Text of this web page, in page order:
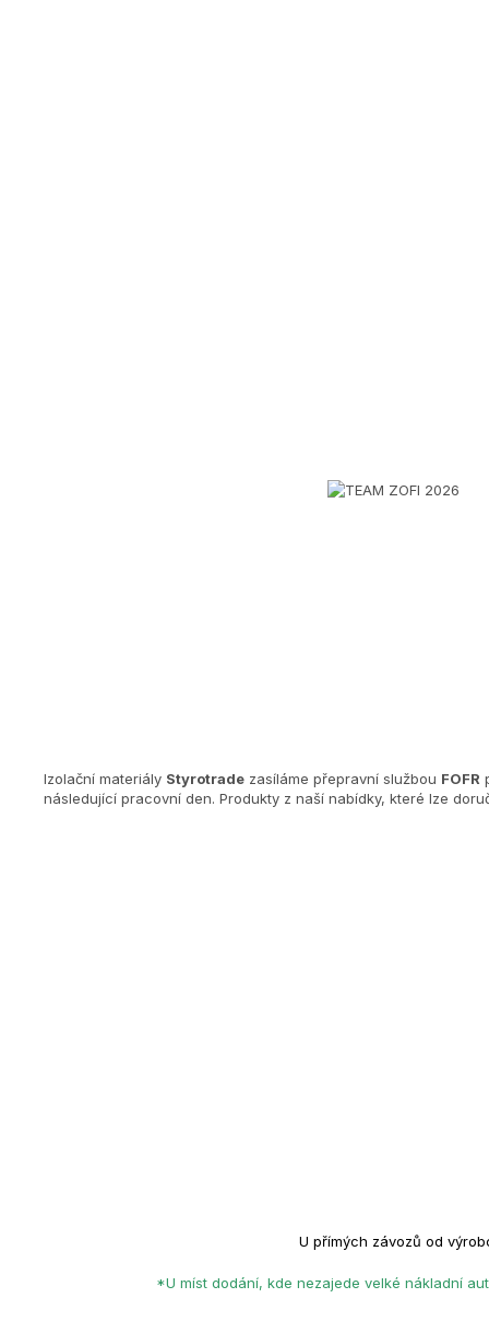
Izolační materiály Styrotrade zasíláme přepravní službou FOFR
následující pracovní den. Produkty z naší nabídky, které lze
U přímých závozů od
*U míst dodání, kde nezajede velké nákladní